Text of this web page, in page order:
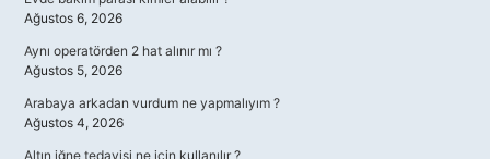
Ağustos 6, 2026
Aynı operatörden 2 hat alınır mı ?
Ağustos 5, 2026
Arabaya arkadan vurdum ne yapmalıyım ?
Ağustos 4, 2026
Altın iğne tedavisi ne için kullanılır ?